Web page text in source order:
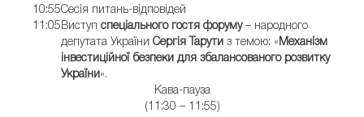
10:55Сесія питань-відповідей
11:05 Виступ спеціального гостя форуму – народного
депутата України Сергія Тарути з темою: « Механізм
інвестиційної безпеки для збалансованого розвитку
України».
Кава-пауза
(11:30 – 11:55)